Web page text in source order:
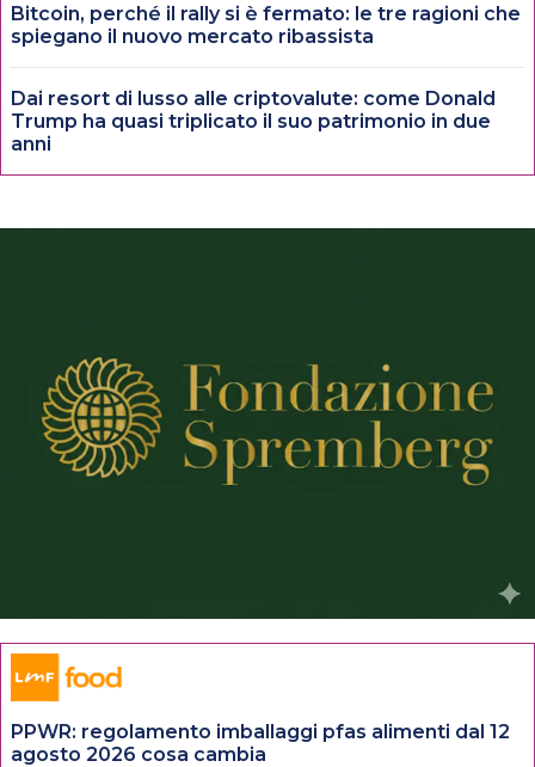
Bitcoin, perché il rally si è fermato: le tre ragioni che
spiegano il nuovo mercato ribassista
Dai resort di lusso alle criptovalute: come Donald
Trump ha quasi triplicato il suo patrimonio in due
anni
PPWR: regolamento imballaggi pfas alimenti dal 12
agosto 2026 cosa cambia